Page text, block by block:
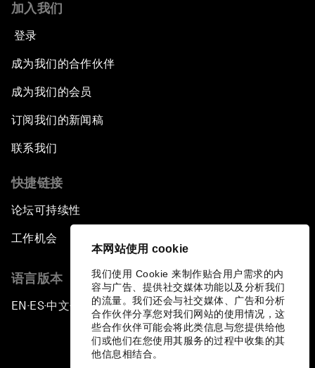
本网站使用 cookie
我们使用 Cookie 来制作贴合用户需求的内
容与广告、提供社交媒体功能以及分析我们
的流量。我们还会与社交媒体、广告和分析
合作伙伴分享您对我们网站的使用情况，这
些合作伙伴可能会将此类信息与您提供给他
们或他们在您使用其服务的过程中收集的其
他信息相结合。
加入我们
登录
成为我们的合作伙伴
成为我们的会员
订阅我们的新闻稿
联系我们
快捷链接
论坛可持续性
工作机会
语言版本
EN ▪ES▪中文▪ 日本語